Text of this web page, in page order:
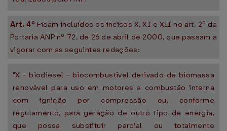
Art. 4º Ficam incluídos os incisos X, XI e XII no art. 2º da
Portaria ANP nº 72, de 26 de abril de 2000, que passam a
vigorar com as seguintes redações:
"X - biodiesel - biocombustível derivado de biomassa
renovável para uso em motores a combustão interna
com ignição por compressão ou, conforme
regulamento, para geração de outro tipo de energia,
que possa substituir parcial ou totalmente